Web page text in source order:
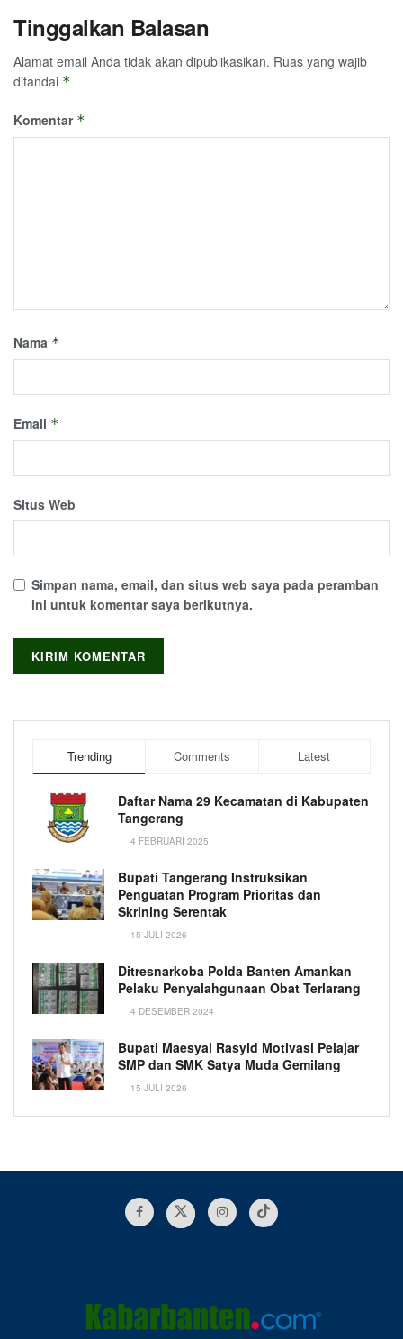
Tinggalkan Balasan
Alamat email Anda tidak akan dipublikasikan. Ruas yang wajib
ditandai *
Komentar *
Nama *
Email *
Situs Web
Simpan nama, email, dan situs web saya pada peramban
ini untuk komentar saya berikutnya.
Trending Comments Latest
Daftar Nama 29 Kecamatan di Kabupaten
Tangerang
4 FEBRUARI 2025
Bupati Tangerang Instruksikan
Penguatan Program Prioritas dan
Skrining Serentak
15 JULI 2026
Ditresnarkoba Polda Banten Amankan
Pelaku Penyalahgunaan Obat Terlarang
4 DESEMBER 2024
Bupati Maesyal Rasyid Motivasi Pelajar
SMP dan SMK Satya Muda Gemilang
15 JULI 2026